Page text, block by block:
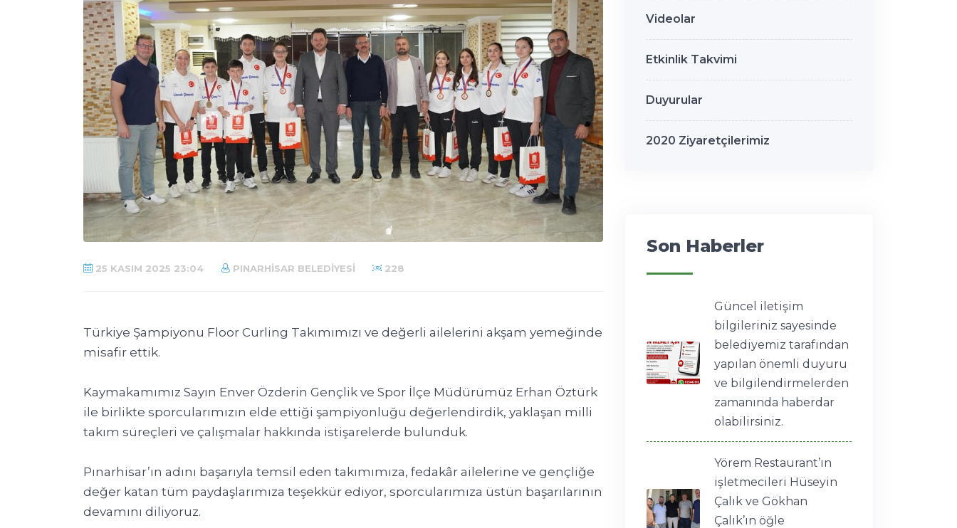
25 KASIM 2025 23:04 PINARHISAR BELEDIYESI 228
Türkiye Şampiyonu Floor Curling Takımımızı ve değerli ailelerini akşam yemeğinde
misafir ettik.
Kaymakamımız Sayın Enver Özderin Gençlik ve Spor İlçe Müdürümüz Erhan Öztürk
ile birlikte sporcularımızın elde ettiği şampiyonluğu değerlendirdik, yaklaşan milli
takım süreçleri ve çalışmalar hakkında istişarelerde bulunduk.
Pınarhisar’ın adını başarıyla temsil eden takımımıza, fedakâr ailelerine ve gençliğe
değer katan tüm paydaşlarımıza teşekkür ediyor, sporcularımıza üstün başarılarının
devamını diliyoruz.
Videolar
Etkinlik Takvimi
Duyurular
2020 Ziyaretçilerimiz
Son Haberler
Güncel iletişim
bilgileriniz sayesinde
belediyemiz tarafından
yapılan önemli duyuru
ve bilgilendirmelerden
zamanında haberdar
olabilirsiniz.
Yörem Restaurant’ın
işletmecileri Hüseyin
Çalık ve Gökhan
Çalık’ın öğle